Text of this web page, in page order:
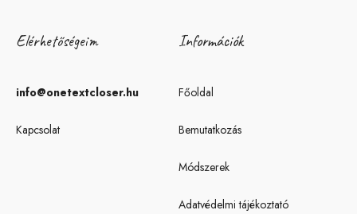
Elérhetőségeim
info@onetextcloser.hu
Kapcsolat
Információk
Főoldal
Bemutatkozás
Módszerek
Adatvédelmi tájékoztató